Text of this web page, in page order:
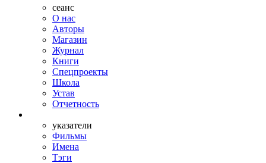
сеанс
О нас
Авторы
Магазин
Журнал
Книги
Спецпроекты
Школа
Устав
Отчетность
указатели
Фильмы
Имена
Тэги